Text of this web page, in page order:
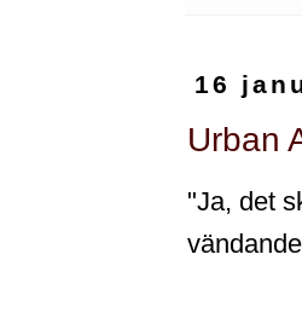
16
Urban
"Ja, det